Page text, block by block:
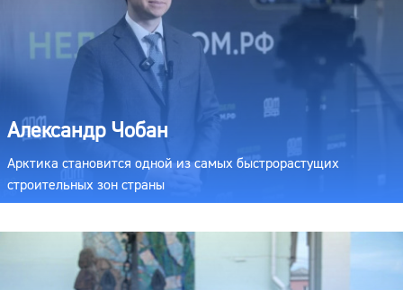
Александр Чобан
Арктика становится одной из самых быстрорастущих
строительных зон страны